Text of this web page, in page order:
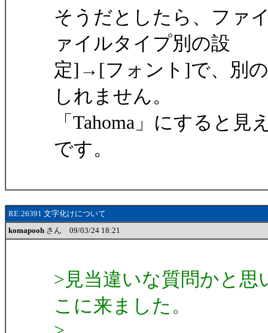
そうだとしたら、ファ
ァイルタイプ別の設
定]→[フォント]で、別
しれません。
「Tahoma」にすると
です。
RE:26391 文字化けについて
komapooh さん 09/03/24 18:21
>見当違いな質問かと
こに来ました。